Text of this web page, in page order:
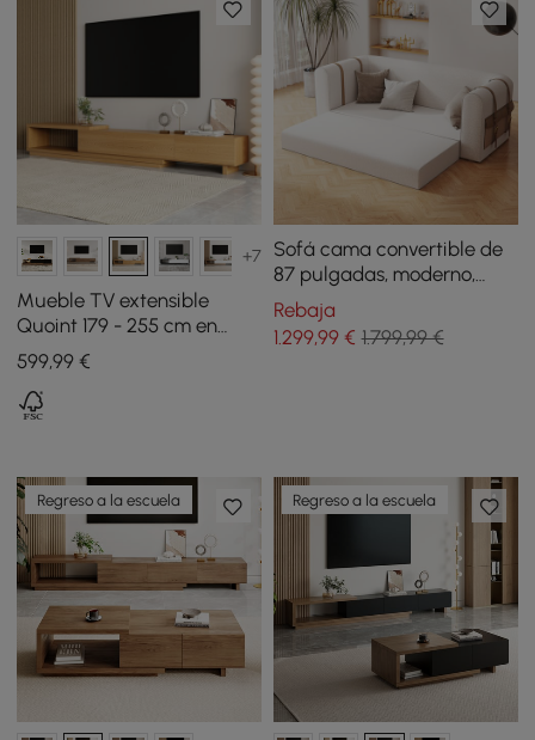
+7
Mueble TV extensible
Quoint 179 - 255 cm en
madera con 3 cajones -
natural
599,99 €
Sofá cama convertible de
87 pulgadas, moderno,
color blanco, de forro polar
de cordero
Rebaja
1.299,99€ 1.799,99 €
Regreso a la escuela Regreso a la escuela